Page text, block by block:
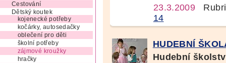
Cestování
Dětský koutek
kojenecké potřeby
kočárky, autosedačky
oblečení pro děti
školní potřeby
zájmové kroužky
hračky
23.3.2009
14
HUDEBNÍ
Hudební